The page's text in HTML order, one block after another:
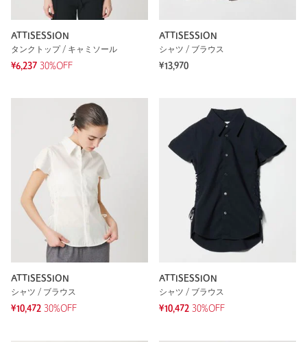
ATTISESSION
タンクトップ / キャミソール
¥6,237 30%OFF
ATTISESSION
シャツ / ブラウス
¥13,970
ATTISESSION
シャツ / ブラウス
¥10,472 30%OFF
ATTISESSION
シャツ / ブラウス
¥10,472 30%OFF